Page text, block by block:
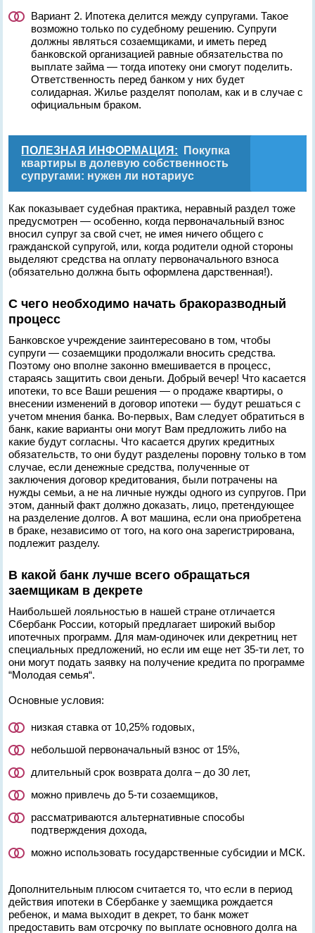
Вариант 2. Ипотека делится между супругами. Такое
возможно только по судебному решению. Супруги
должны являться созаемщиками, и иметь перед
банковской организацией равные обязательства по
выплате займа — тогда ипотеку они смогут поделить.
Ответственность перед банком у них будет
солидарная. Жилье разделят пополам, как и в случае с
официальным браком.
ПОЛЕЗНАЯ ИНФОРМАЦИЯ:
Покупка
квартиры в долевую собственность
супругами: нужен ли нотариус
Как показывает судебная практика, неравный раздел тоже
предусмотрен — особенно, когда первоначальный взнос
вносил супруг за свой счет, не имея ничего общего с
гражданской супругой, или, когда родители одной стороны
выделяют средства на оплату первоначального взноса
(обязательно должна быть оформлена дарственная!).
С чего необходимо начать бракоразводный
процесс
Банковское учреждение заинтересовано в том, чтобы
супруги — созаемщики продолжали вносить средства.
Поэтому оно вполне законно вмешивается в процесс,
стараясь защитить свои деньги. Добрый вечер! Что касается
ипотеки, то все Ваши решения — о продаже квартиры, о
внесении изменений в договор ипотеки — будут решаться с
учетом мнения банка. Во-первых, Вам следует обратиться в
банк, какие варианты они могут Вам предложить либо на
какие будут согласны. Что касается других кредитных
обязательств, то они будут разделены поровну только в том
случае, если денежные средства, полученные от
заключения договор кредитования, были потрачены на
нужды семьи, а не на личные нужды одного из супругов. При
этом, данный факт должно доказать, лицо, претендующее
на разделение долгов. А вот машина, если она приобретена
в браке, независимо от того, на кого она зарегистрирована,
подлежит разделу.
В какой банк лучше всего обращаться
заемщикам в декрете
Наибольшей лояльностью в нашей стране отличается
Сбербанк России, который предлагает широкий выбор
ипотечных программ. Для мам-одиночек или декретниц нет
специальных предложений, но если им еще нет 35-ти лет, то
они могут подать заявку на получение кредита по программе
“Молодая семья“.
Основные условия:
низкая ставка от 10,25% годовых,
небольшой первоначальный взнос от 15%,
длительный срок возврата долга – до 30 лет,
можно привлечь до 5-ти созаемщиков,
рассматриваются альтернативные способы
подтверждения дохода,
можно использовать государственные субсидии и МСК.
Дополнительным плюсом считается то, что если в период
действия ипотеки в Сбербанке у заемщика рождается
ребенок, и мама выходит в декрет, то банк может
предоставить вам отсрочку по выплате основного долга на